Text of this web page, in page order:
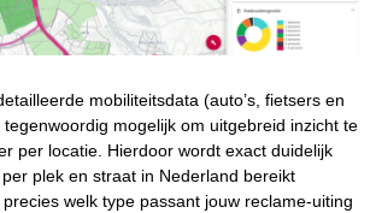
mobiliteitsdata (auto’s, fietsers en
mogelijk om uitgebreid inzicht te
per locatie. Hierdoor wordt exact duidelijk
plek en straat in Nederland bereikt
welk type passant jouw reclame-uiting